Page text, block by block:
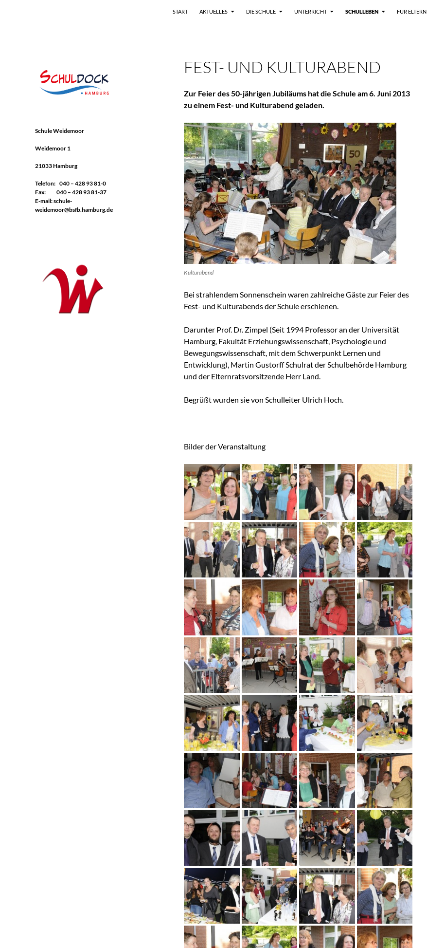
START AKTUELLES DIE SCHULE UNTERRICHT SCHULLEBEN FÜR ELTERN
FEST- UND KULTURABEND
Zur Feier des 50-jährigen Jubiläums hat die Schule am 6. Juni 2013
zu einem Fest- und Kulturabend geladen.
Kulturabend
Bei strahlendem Sonnenschein waren zahlreiche Gäste zur Feier des
Fest- und Kulturabends der Schule erschienen.
Darunter Prof. Dr. Zimpel (Seit 1994 Professor an der Universität
Hamburg, Fakultät Erziehungswissenschaft, Psychologie und
Bewegungswissenschaft, mit dem Schwerpunkt Lernen und
Entwicklung), Martin Gustorff Schulrat der Schulbehörde Hamburg
und der Elternratsvorsitzende Herr Land.
Begrüßt wurden sie von Schulleiter Ulrich Hoch.
Bilder der Veranstaltung
Schule Weidemoor
Weidemoor 1
21033 Hamburg
Telefon: 040 – 428 93 81-0
Fax: 040 – 428 93 81-37
E-mail:schule-
weidemoor@bsfb.hamburg.de